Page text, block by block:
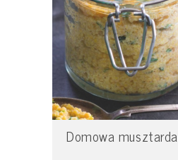
Domowa musztarda